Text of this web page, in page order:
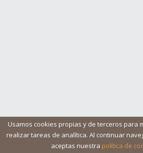
Usamos cookies propias y de terceros para
realizar tareas de analítica. Al continuar
aceptas nuestra política de